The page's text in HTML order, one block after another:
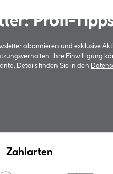
Profi-
abonnieren und exklusive
Ihre Einwilligung
Details finden Sie in den
Zahlarten